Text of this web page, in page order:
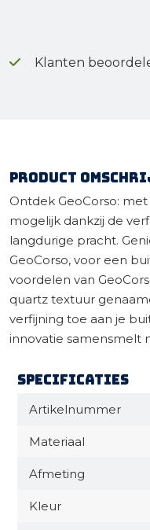
Klanten
Product
Ontdek GeoCorso:
mogelijk dankzij de
langdurige pracht.
GeoCorso, voor een
voordelen van
quartz textuur
verfijning toe aan je
innovatie samensmelt
Specificaties
Artikelnummer
Materiaal
Afmeting
Kleur